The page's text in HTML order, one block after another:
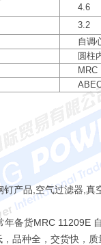
4.6
3.2
自调
圆柱
MRC
产品,空气过滤器,真
备货MRC 11209E
品种全，交货快，